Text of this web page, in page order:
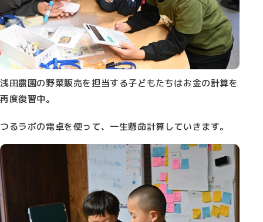
浅田農園の野菜販売を担当する子どもたちはお金の計算を
再度復習中。
つるラボの電卓を使って、一生懸命計算していきます。